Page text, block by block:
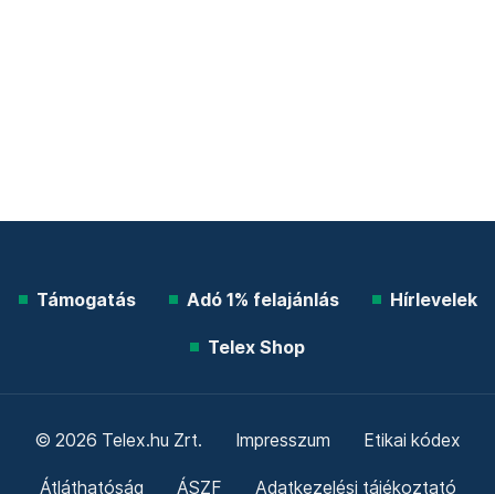
Támogatás Adó 1% felajánlás Hírlevelek
Telex Shop
© 2026 Telex.hu Zrt. Impresszum Etikai kódex
Átláthatóság ÁSZF Adatkezelési tájékoztató